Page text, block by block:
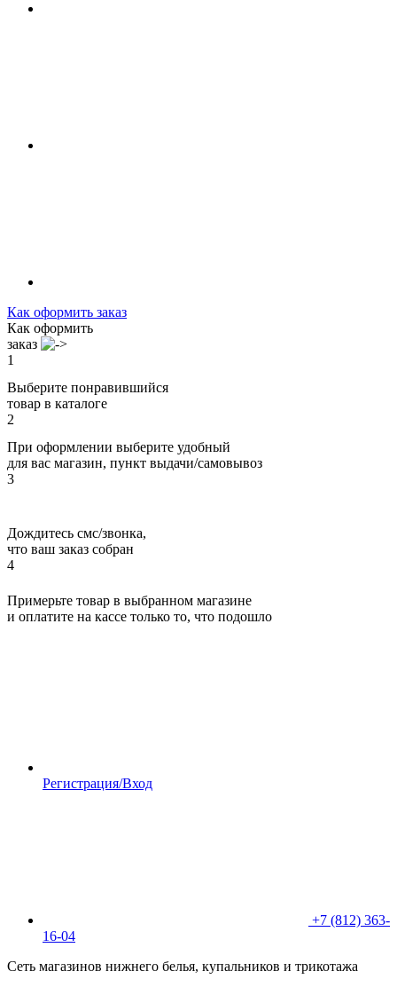
Как оформить заказ
Как оформить
заказ
1
Выберите понравившийся
товар в каталоге
2
При оформлении выберите удобный
для вас магазин, пункт выдачи/самовывоз
3
Дождитесь смс/звонка,
что ваш заказ собран
4
Примерьте товар в выбранном магазине
и оплатите на кассе только то, что подошло
Регистрация/Вход
+7 (812) 363-
16-04
Сеть магазинов нижнего белья, купальников и трикотажа